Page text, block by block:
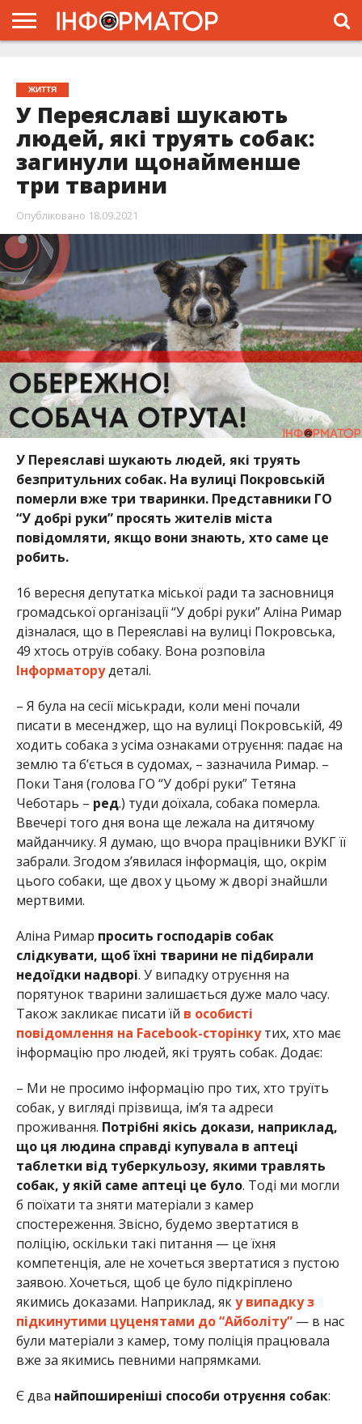
ПРОЄКТ
ЖИТТЯ
У Переяславі шукають
людей, які труять собак:
загинули щонайменше
три тварини
Опубліковано 18.09.2021
У Переяславі шукають людей, які труять
безпритульних собак. На вулиці Покровській
померли вже три тваринки. Представники ГО
“У добрі руки” просять жителів міста
повідомляти, якщо вони знають, хто саме це
робить.
16 вересня депутатка міської ради та засновниця
громадської організації “У добрі руки” Аліна Римар
дізналася, що в Переяславі на вулиці Покровська,
49 хтось отруїв собаку. Вона розповіла
Інформаторудеталі.
– Я була на сесії міськради, коли мені почали
писати в месенджер, що на вулиці Покровській, 49
ходить собака з усіма ознаками отруєння: падає на
землю та б’ється в судомах, – зазначила Римар. –
Поки Таня (голова ГО “У добрі руки” Тетяна
Чеботарь – ред.) туди доїхала, собака померла.
Ввечері того дня вона ще лежала на дитячому
майданчику. Я думаю, що вчора працівники ВУКГ її
забрали. Згодом з’явилася інформація, що, окрім
цього собаки, ще двох у цьому ж дворі знайшли
мертвими.
Аліна Римар просить господарів собак
слідкувати, щоб їхні тварини не підбирали
недоїдки надворі. У випадку отруєння на
порятунок тварини залишається дуже мало часу.
Також закликає писати їй в особисті
повідомлення на Facebook-сторінкутих, хто має
інформацію про людей, які труять собак. Додає:
– Ми не просимо інформацію про тих, хто труїть
собак, у вигляді прізвища, ім’я та адреси
проживання. Потрібні якісь докази, наприклад,
що ця людина справді купувала в аптеці
таблетки від туберкульозу, якими травлять
собак, у якій саме аптеці це було. Тоді ми могли
б поїхати та зняти матеріали з камер
спостереження. Звісно, будемо звертатися в
поліцію, оскільки такі питання — це їхня
компетенція, але не хочеться звертатися з пустою
заявою. Хочеться, щоб це було підкріплено
якимись доказами. Наприклад, яку випадку з
підкинутими цуценятами до “Айболіту”— в нас
були матеріали з камер, тому поліція працювала
вже за якимись певними напрямками.
Є два найпоширеніші способи отруєння собак: